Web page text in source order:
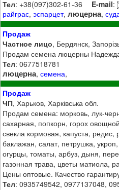
Тел: +38(097)302-61-36 E-mail:
райграс,эспарцет,люцерна,
Продаж
Частное лицо, Бердянск,
Продам семена люцерны
Тел: 0677518781
люцерна,семена,
Продаж
ЧП, Харьков, Харківська обл.
Продам семена: морковь, лук-
сахарная, попкорн, горох
свекла кормовая, капуста, редис,
баклажан, салат, петрушка,
огурцы, томаты, арбуз, дыня,
газонная трава, цветы матиола,
Цены оптовые. Качество
Тел: 0935749542, 0977137048,